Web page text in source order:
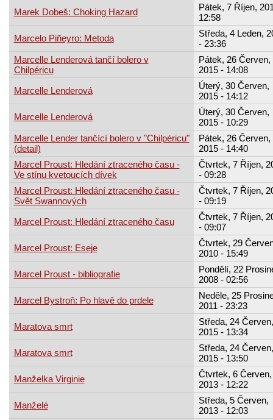
Marek Dobeš: Choking Hazard
Pátek, 7 Říjen,
12:58
Marcelo Piñeyro: Metoda
Středa, 4 Leden,
- 23:36
Marcelle Lenderová tančí bolero v
Chilpéricu
Pátek, 26 Červen,
2015 - 14:08
Marcelle Lenderová
Úterý, 30 Červen,
2015 - 14:12
Marcelle Lenderová
Úterý, 30 Červen,
2015 - 10:29
Marcelle Lender tančící bolero v "Chilpéricu"
(detail)
Pátek, 26 Červen,
2015 - 14:40
Marcel Proust: Hledání ztraceného času -
Ve stínu kvetoucích dívek
Čtvrtek, 7 Říjen,
- 09:28
Marcel Proust: Hledání ztraceného času -
Svět Swannových
Čtvrtek, 7 Říjen,
- 09:19
Marcel Proust: Hledání ztraceného času
Čtvrtek, 7 Říjen,
- 09:07
Marcel Proust: Eseje
Čtvrtek, 29
2010 - 15:49
Marcel Proust - bibliografie
Pondělí, 22
2008 - 02:56
Marcel Bystroň: Po hlavě do prdele
Neděle, 25
2011 - 23:23
Maratova smrt
Středa, 24 Červen,
2015 - 13:34
Maratova smrt
Středa, 24 Červen,
2015 - 13:50
Manželka Virginie
Čtvrtek, 6 Červen,
2013 - 12:22
Manželé
Středa, 5 Červen,
2013 - 12:03